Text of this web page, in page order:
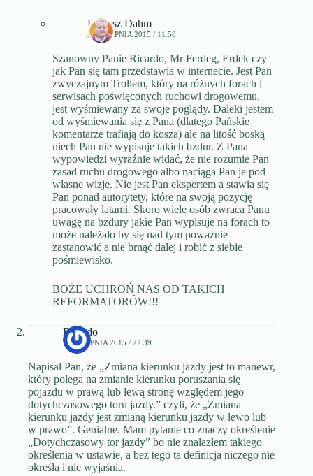
Dariusz Dahm
29 SIERPNIA 2015 / 11:58
Szanowny Panie Ricardo, Mr Ferdeg, Erdek czy
jak Pan się tam przedstawia w internecie. Jest Pan
zwyczajnym Trollem, który na różnych forach i
serwisach poświęconych ruchowi drogowemu,
jest wyśmiewany za swoje poglądy. Daleki jestem
od wyśmiewania się z Pana (dlatego Pańskie
komentarze trafiają do kosza) ale na litość boską
niech Pan nie wypisuje takich bzdur. Z Pana
wypowiedzi wyraźnie widać, że nie rozumie Pan
zasad ruchu drogowego albo naciąga Pan je pod
własne wizje. Nie jest Pan ekspertem a stawia się
Pan ponad autorytety, które na swoją pozycję
pracowały latami. Skoro wiele osób zwraca Panu
uwagę na bzdury jakie Pan wypisuje na forach to
może należało by się nad tym poważnie
zastanowić a nie brnąć dalej i robić z siebie
pośmiewisko.
BOŻE UCHROŃ NAS OD TAKICH
REFORMATORÓW!!!
Ricardo
28 SIERPNIA 2015 / 22:39
Napisał Pan, że „Zmiana kierunku jazdy jest to manewr,
który polega na zmianie kierunku poruszania się
pojazdu w prawą lub lewą stronę względem jego
dotychczasowego toru jazdy.” czyli, że „Zmiana
kierunku jazdy jest zmianą kierunku jazdy w lewo lub
w prawo”. Genialne. Mam pytanie co znaczy określenie
„Dotychczasowy tor jazdy” bo nie znalazłem takiego
określenia w ustawie, a bez tego ta definicja niczego nie
określa i nie wyjaśnia.